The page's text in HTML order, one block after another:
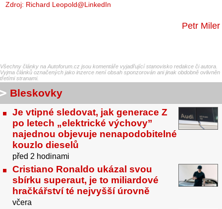
Zdroj: Richard Leopold@LinkedIn
Petr Miler
Všechny články na Autoforum.cz jsou komentáře vyjadřující stanovisko redakce či autora.
Vyjma článků označených jako inzerce není obsah sponzorován ani jinak obdobně ovlivněn
třetími stranami.
Bleskovky
Je vtipné sledovat, jak generace Z
po letech „elektrické výchovy”
najednou objevuje nenapodobitelné
kouzlo dieselů
před 2 hodinami
Cristiano Ronaldo ukázal svou
sbírku superaut, je to miliardové
hračkářství té nejvyšší úrovně
včera